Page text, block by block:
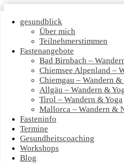
gesundblick
Über mich
Teilnehmerstimmen
Fastenangebote
Bad Birnbach –
Chiemsee Alpenland –
Chiemgau – Wandern
Allgäu – Wandern &
Tirol – Wandern & Yoga
Mallorca – Wandern &
Fasteninfo
Termine
Gesundheitscoaching
Workshops
Blog